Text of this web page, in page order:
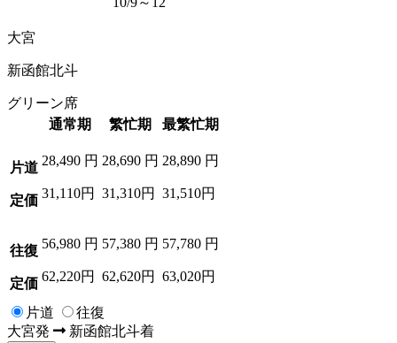
大宮
新函館北斗
グリーン席
通常期
繁忙期 最繁忙期
片道
定価
28,490 円
31,110円
28,690 円
31,310円
28,890 円
31,510円
往復
定価
56,980 円
62,220円
57,380 円
62,620円
57,780 円
63,020円
片道
往復
大宮発 新函館北斗着